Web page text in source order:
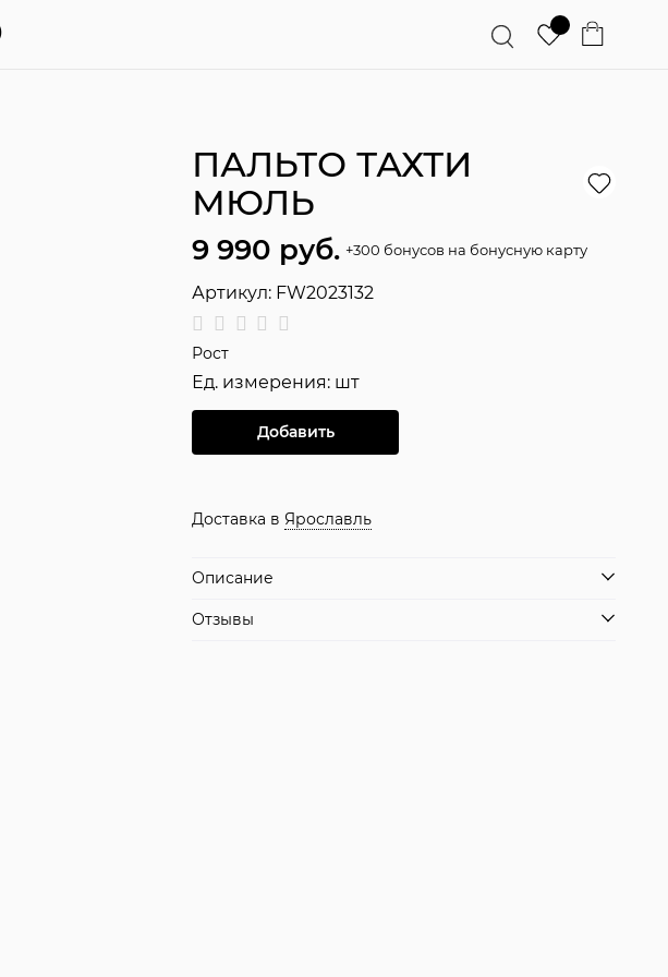
ПАЛЬТО ТАХТИ
МЮЛЬ
9 990 руб. +300 бонусов на бонусную карту
Артикул: FW2023132
Рост
Ед. измерения: шт
Добавить
Доставка в Ярославль
Описание
Отзывы